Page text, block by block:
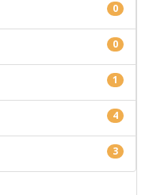
0
0
1
4
3